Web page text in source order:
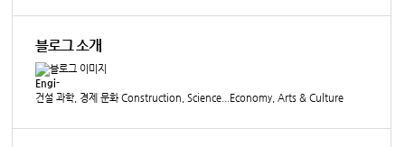
블로그 소개
Engi-
건설 과학, 경제 문화 Construction, Science...Economy, Arts & Culture